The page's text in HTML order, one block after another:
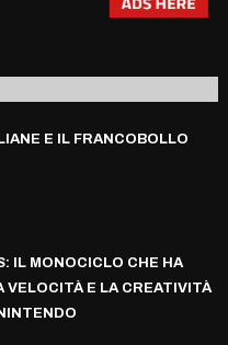
E IL FRANCOBOLLO
IL MONOCICLO CHE HA
VELOCITÀ E LA CREATIVITÀ